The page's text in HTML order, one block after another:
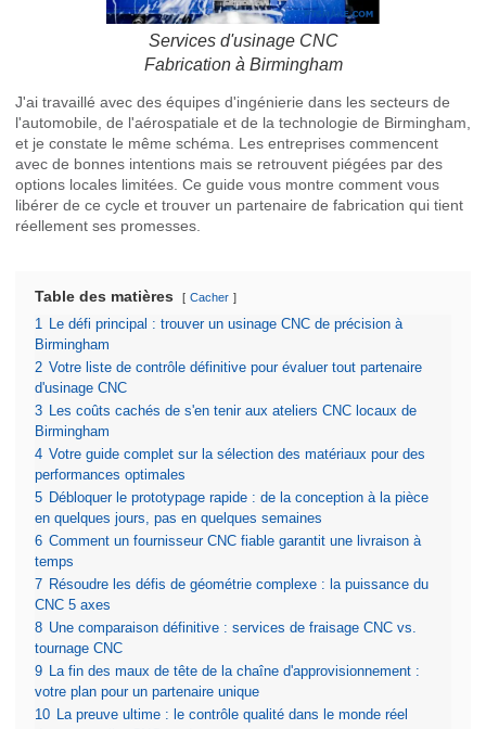
Services d'usinage CNC
Fabrication à Birmingham
J'ai travaillé avec des équipes d'ingénierie dans les secteurs de
l'automobile, de l'aérospatiale et de la technologie de Birmingham,
et je constate le même schéma. Les entreprises commencent
avec de bonnes intentions mais se retrouvent piégées par des
options locales limitées. Ce guide vous montre comment vous
libérer de ce cycle et trouver un partenaire de fabrication qui tient
réellement ses promesses.
Table des matières Cacher
1 Le défi principal : trouver un usinage CNC de précision à
Birmingham
2 Votre liste de contrôle définitive pour évaluer tout partenaire
d'usinage CNC
3 Les coûts cachés de s'en tenir aux ateliers CNC locaux de
Birmingham
4 Votre guide complet sur la sélection des matériaux pour des
performances optimales
5 Débloquer le prototypage rapide : de la conception à la pièce
en quelques jours, pas en quelques semaines
6 Comment un fournisseur CNC fiable garantit une livraison à
temps
7 Résoudre les défis de géométrie complexe : la puissance du
CNC 5 axes
8 Une comparaison définitive : services de fraisage CNC vs.
tournage CNC
9 La fin des maux de tête de la chaîne d'approvisionnement :
votre plan pour un partenaire unique
10 La preuve ultime : le contrôle qualité dans le monde réel